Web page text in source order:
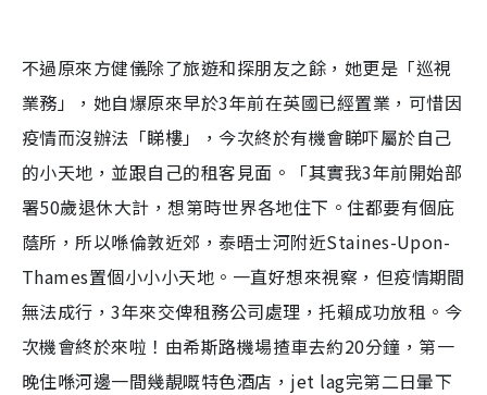
不過原來方健儀除了旅遊和探朋友之餘，她更是「巡視
業務」，她自爆原來早於3年前在英國已經置業，可惜因
疫情而沒辦法「睇樓」，今次終於有機會睇吓屬於自己
的小天地，並跟自己的租客見面。「其實我3年前開始部
署50歲退休大計，想第時世界各地住下。住都要有個庇
蔭所，所以喺倫敦近郊，泰晤士河附近Staines-Upon-
Thames置個小小小天地。一直好想來視察，但疫情期間
無法成行，3年來交俾租務公司處理，托賴成功放租。今
次機會終於來啦！由希斯路機場揸車去約20分鐘，第一
晚住喺河邊一間幾靚嘅特色酒店，jet lag完第二日暈下